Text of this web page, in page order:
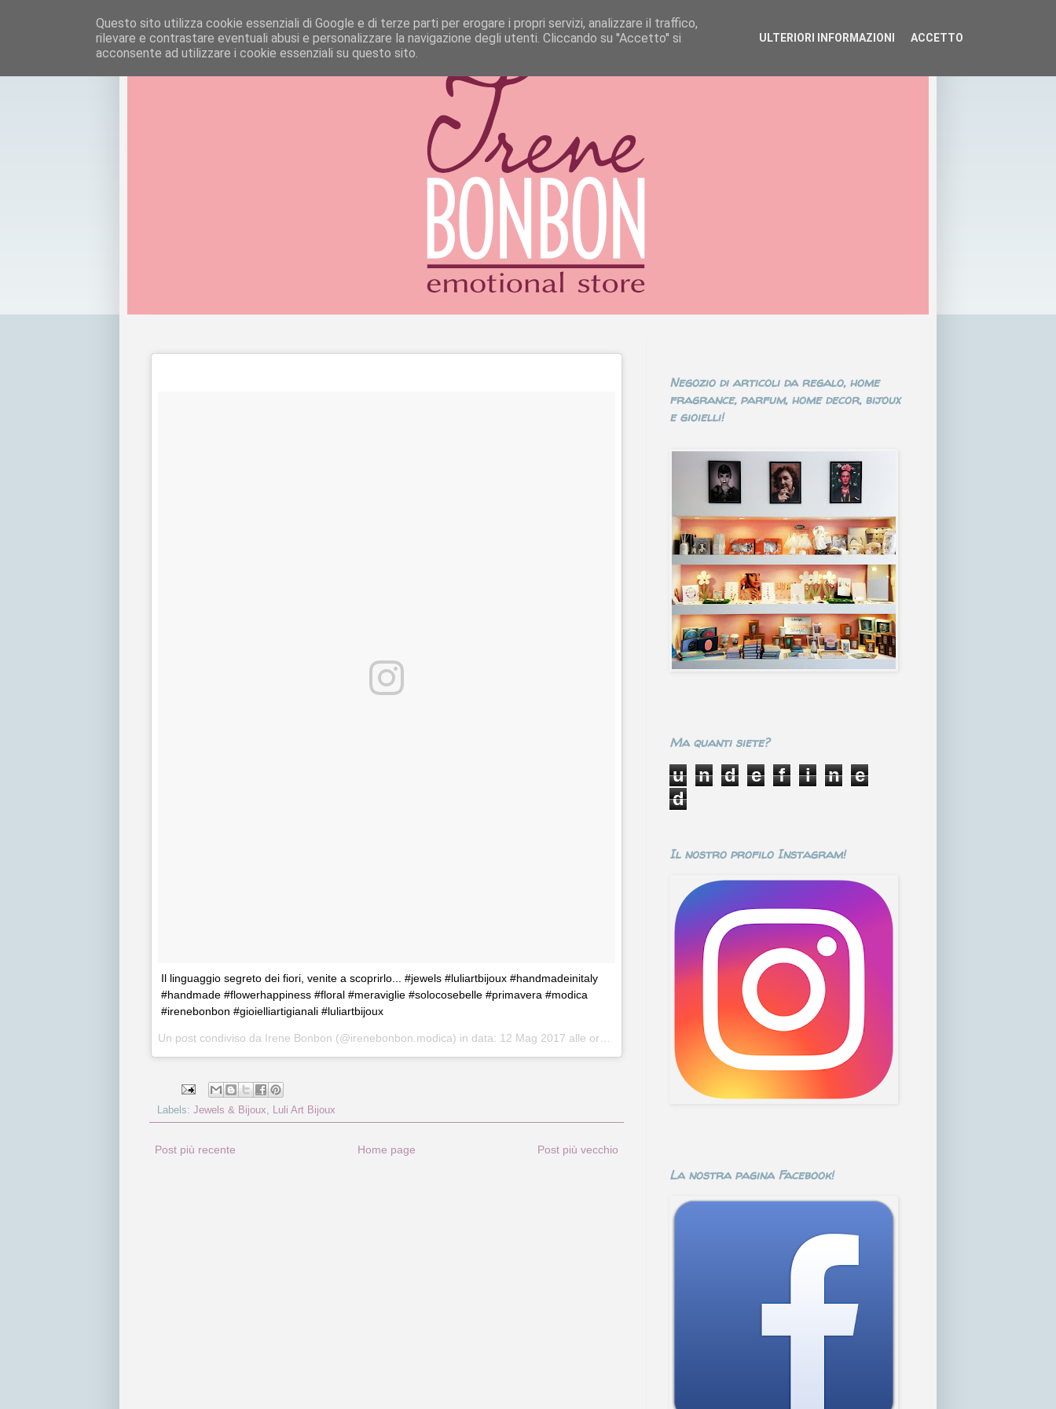
Il linguaggio segreto dei fiori, venite a scoprirlo... #jewels #luliartbijoux #handmadeinitaly
#handmade #flowerhappiness #floral #meraviglie #solocosebelle #primavera #modica
#irenebonbon #gioielliartigianali #luliartbijoux
Un post condiviso da Irene Bonbon (@irenebonbon.modica) in data: 12 Mag 2017 alle ore 06:14 PDT
Labels: Jewels & Bijoux Luli Art Bijoux
Post più recente Post più vecchio
Home page
Negozio di articoli da regalo, home
fragrance, parfum, home decor, bijoux
e gioielli!
Ma quanti siete?
u n d e f i n
e
d
Il nostro profilo Instagram!
La nostra pagina Facebook!
Questo sito utilizza cookie essenziali di Google e di terze parti per erogare i propri servizi, analizzare il traffico,
rilevare e contrastare eventuali abusi e personalizzare la navigazione degli utenti. Cliccando su ''Accetto'' si
acconsente ad utilizzare i cookie essenziali su questo sito.
ULTERIORI INFORMAZIONI ACCETTO